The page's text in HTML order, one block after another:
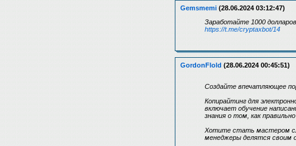
Gemsmemi (28.06.2024 03:12:47)
Заработайте 1000
https://t.me/cryptaxbot/14
GordonFlold (28.06.2024 00:45:51)
Создайте впечатляющее
Копирайтинг для
включает обучение
знания о том, как
Хотите стать мастером
менеджеры делятся своим